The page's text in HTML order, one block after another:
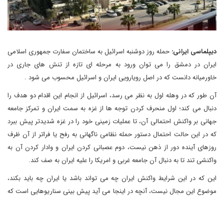
دیپلماسی ایرانی: حمله روز دوشنبه اسرائیل به ساختمان سفارت جمهوری اسلامی
ایران در دمشق را می توان ورود به مرحله ای تازه از تنش های جاری در
خاورمیانه دانست که در اصل رویارویی ایران و اسرائیل محسوب می شود .
آن طور که در وهله اول به نظر می رسد، اسرائیل از انجام این اقدام دو هدف را
دنبال می کند؛ اول منحرف کردن توجه ها از غزه به سمت ایران و تمرکز جامعه
جهانی بر واکنش احتمالی آن، تا عملیات زمینی خود را در غزه شدیدتر پیش ببرد
که در این حالت احتمال دستور حمله نظامی ناگهانی به رفح یا فراتر از آن ظرف
روزهای آینده دور از ذهن نیست، دوم عصبانی کردن ایران و وادار کردن آن به
واکنشی تند تا به دنبال آن جامعه غربی و امریکا را علیه ایران به صف کند.
این که در این شرایط واکنش ایران چه می تواند باشد یا ایران چه باید بکند،
موضوع این مجال نیست، آنچه در اینجا می آید پیش بینی سناریوهایی است که